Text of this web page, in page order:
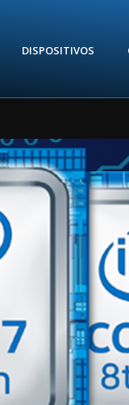
DISPOSITIVOS